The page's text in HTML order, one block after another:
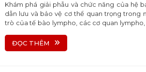
Khám phá giải phẫu và chức năng của hệ
dẫn lưu và bảo vệ cơ thể quan trọng trong
trò của tế bào lympho, các cơ quan lympho,
ĐỌC THÊM